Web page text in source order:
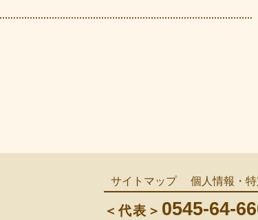
サイトマップ 個人情報・
＜代表＞ 0545-64-